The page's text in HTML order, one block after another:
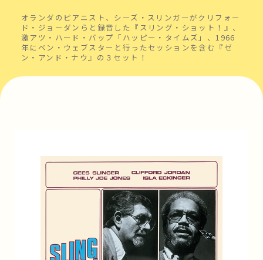
オランダのピアニスト、シーズ・スリンガーがクリフォー
ド・ジョーダンらと録音した『スリング・ショット！』、
激アツ・ハード・バップ「ハッピー・タイムズ」、1966
年にベン・ウェブスターと行ったセッションを含む『ゼ
ン・アンド・ナウ』の３セット！